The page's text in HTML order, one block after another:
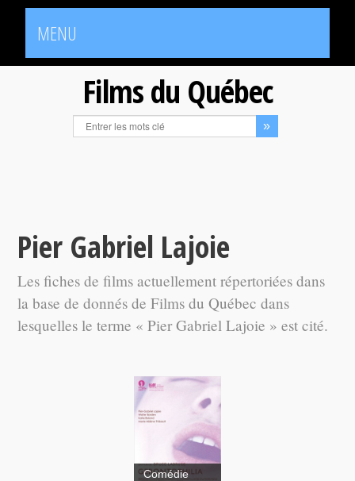
MENU
Films du Québec
Pier Gabriel Lajoie
Les fiches de films actuellement répertoriées dans
la base de donnés de Films du Québec dans
lesquelles le terme « Pier Gabriel Lajoie » est cité.
Comédie